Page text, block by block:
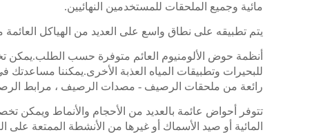
مائية وجميع الملحقات للمستخدمين النهائيين.
يتم تطبيقه على نطاق واسع على العديد من الهياكل
أنظمة حوض الألومنيوم العائم متوفرة حسب الطلب.يمكن
للبحيرات وتطبيقات المياه العذبة الأخرى.يمكننا
رائعة من ملحقات الرصيف - مصدات الرصيف ، مرابط
تتوفر أحواض عائمة بالعديد من الأحجام والأنماط ويمكن
المائية أو صيد الأسماك أو غيرها من الأنشطة الممتعة على